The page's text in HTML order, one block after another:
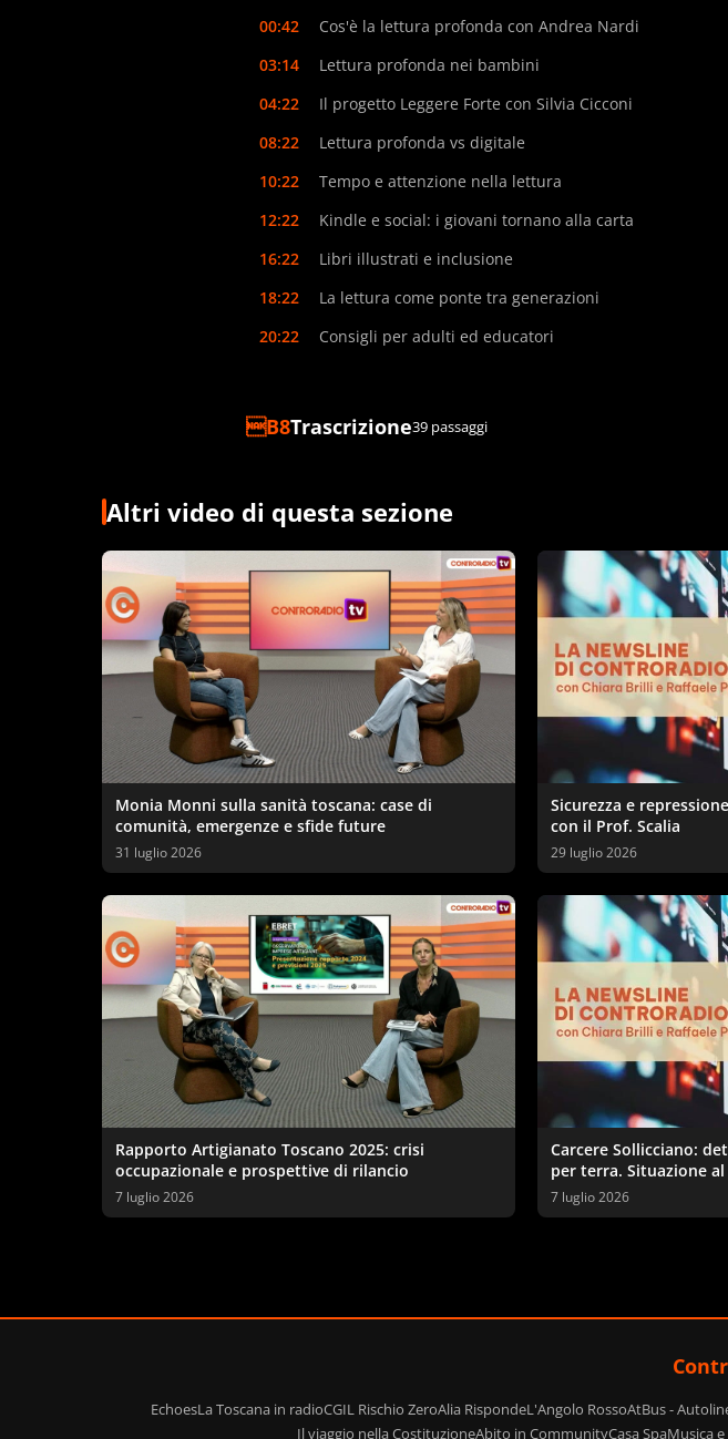
00:42
Cos'è la lettura profonda con Andrea Nardi
03:14
Lettura profonda nei bambini
04:22
Il progetto Leggere Forte con Silvia Cicconi
08:22
Lettura profonda vs digitale
10:22
Tempo e attenzione nella lettura
12:22
Kindle e social: i giovani tornano alla carta
16:22
Libri illustrati e inclusione
18:22
La lettura come ponte tra generazioni
20:22
Consigli per adulti ed educatori
Trascrizione39 passaggi
Altri video di questa sezione
Monia Monni sulla sanità toscana: case di
comunità, emergenze e sfide future
31 luglio 2026
Sicurezza e
con il Prof. Scalia
29 luglio 2026
Rapporto Artigianato Toscano 2025: crisi
occupazionale e prospettive di rilancio
7 luglio 2026
Carcere Sollicciano:
per terra. Situazione
secondo sindacati e
7 luglio 2026
EchoesLa Toscana in radioCGIL Rischio ZeroAlia RispondeL'Angolo RossoAtBus -
Il viaggio nella CostituzioneAbito in CommunityCasa SpaMusica